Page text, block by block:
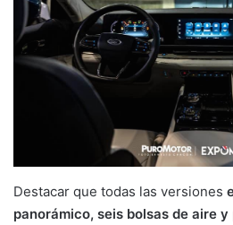
Destacar que todas las versiones
panorámico, seis bolsas de aire